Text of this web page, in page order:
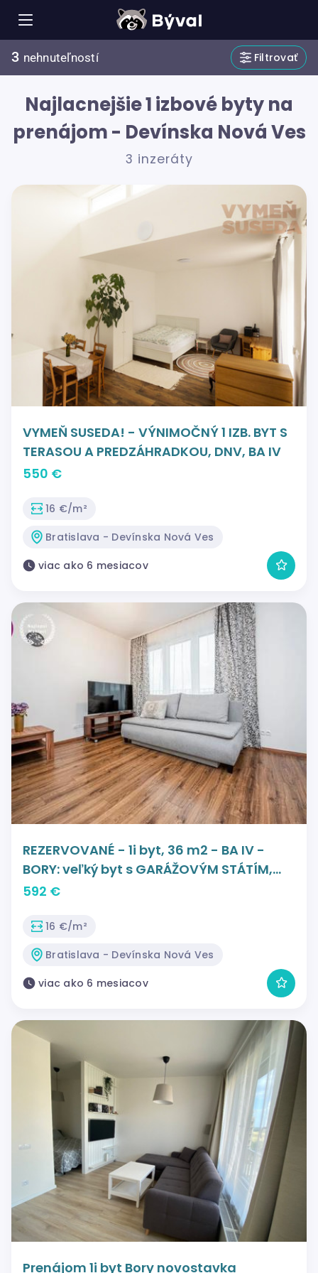
3 nehnuteľností Filtrovať
Najlacnejšie 1 izbové byty na
prenájom - Devínska Nová Ves
3 inzeráty
VYMEŇ SUSEDA! - VÝNIMOČNÝ 1 IZB. BYT S
TERASOU A PREDZÁHRADKOU, DNV, BA IV
550 €
16 €/m²
Bratislava - Devínska Nová Ves
viac ako 6 mesiacov
REZERVOVANÉ - 1i byt, 36 m2 - BA IV -
BORY: veľký byt s GARÁŽOVÝM STÁTÍM,
PIVNICOU a krásnym výhľadom V
592 €
16 €/m²
Bratislava - Devínska Nová Ves
viac ako 6 mesiacov
Prenájom 1i byt Bory novostavka